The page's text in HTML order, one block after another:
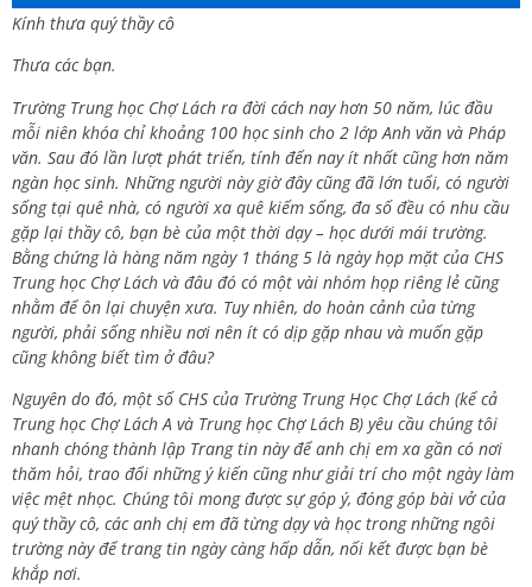
Kính thưa quý thầy cô
Thưa các bạn.
Trường Trung học Chợ Lách ra đời cách nay hơn 50 năm, lúc đầu
mỗi niên khóa chỉ khoảng 100 học sinh cho 2 lớp Anh văn và Pháp
văn. Sau đó lần lượt phát triển, tính đến nay ít nhất cũng hơn năm
ngàn học sinh. Những người này giờ đây cũng đã lớn tuổi, có người
sống tại quê nhà, có người xa quê kiếm sống, đa số đều có nhu cầu
gặp lại thầy cô, bạn bè của một thời dạy – học dưới mái trường.
Bằng chứng là hàng năm ngày 1 tháng 5 là ngày họp mặt của CHS
Trung học Chợ Lách và đâu đó có một vài nhóm họp riêng lẻ cũng
nhằm để ôn lại chuyện xưa. Tuy nhiên, do hoàn cảnh của từng
người, phải sống nhiều nơi nên ít có dịp gặp nhau và muốn gặp
cũng không biết tìm ở đâu?
Nguyên do đó, một số CHS của Trường Trung Học Chợ Lách (kể cả
Trung học Chợ Lách A và Trung học Chợ Lách B) yêu cầu chúng tôi
nhanh chóng thành lập Trang tin này để anh chị em xa gần có nơi
thăm hỏi, trao đổi những ý kiến cũng như giải trí cho một ngày làm
việc mệt nhọc. Chúng tôi mong được sự góp ý, đóng góp bài vở của
quý thầy cô, các anh chị em đã từng dạy và học trong những ngôi
trường này để trang tin ngày càng hấp dẫn, nối kết được bạn bè
khắp nơi.